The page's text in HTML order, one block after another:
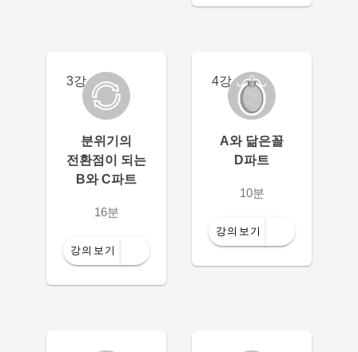
3강
분위기의
전환점이 되는
B와 C파트
16분
강의보기
4강
A와 닮은꼴
D파트
10분
강의보기